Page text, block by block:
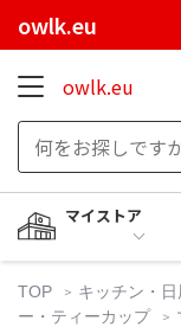
owlk.eu
owlk.eu
マイストア
TOP キッチン・
ー・ティーカップ